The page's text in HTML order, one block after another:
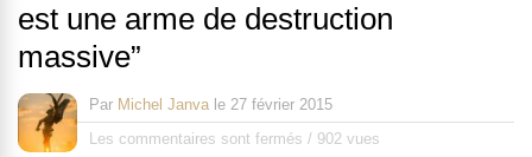
est une arme de destruction
massive”
Par Michel Janva le 27 février 2015
Les commentaires sont fermés / 902 vues